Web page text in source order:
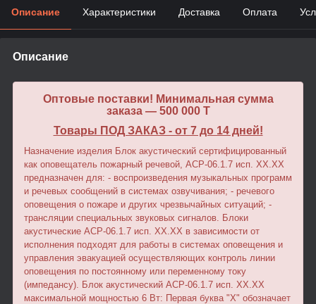
Описание Характеристики Доставка Оплата
Описание
Оптовые поставки! Минимальная сумма
заказа — 500 000 T
Товары ПОД ЗАКАЗ - от 7 до 14 дней!
Назначение изделия Блок акустический сертифицированный
как оповещатель пожарный речевой, АСР-06.1.7 исп. XX.XХ
предназначен для: - воспроизведения музыкальных программ
и речевых сообщений в системах озвучивания; - речевого
оповещения о пожаре и других чрезвычайных ситуаций; -
трансляции специальных звуковых сигналов. Блоки
акустические АСР-06.1.7 исп. XX.XХ в зависимости от
исполнения подходят для работы в системах оповещения и
управления эвакуацией осуществляющих контроль линии
оповещения по постоянному или переменному току
(импедансу). Блок акустический АСР-06.1.7 исп. XX.XХ
максимальной мощностью 6 Вт: Первая буква "Х" обозначает